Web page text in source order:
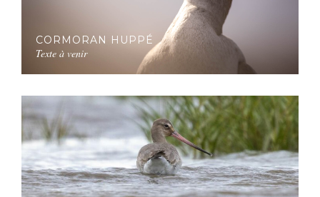
CORMORAN HUPPÉ
Texte à venir